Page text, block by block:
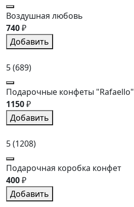
Воздушная любовь
740₽
Добавить
5(689)
Подарочные конфеты "Rafaello"
1150₽
Добавить
5(1208)
Подарочная коробка конфет
400₽
Добавить